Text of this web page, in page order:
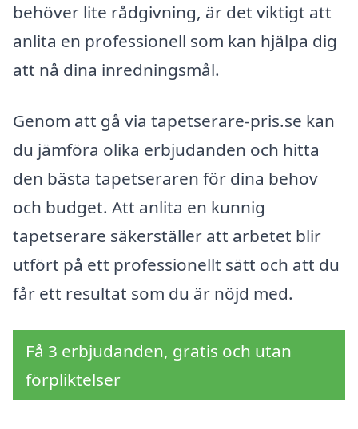
behöver lite rådgivning, är det viktigt att
anlita en professionell som kan hjälpa dig
att nå dina inredningsmål.
Genom att gå via tapetserare-pris.se kan
du jämföra olika erbjudanden och hitta
den bästa tapetseraren för dina behov
och budget. Att anlita en kunnig
tapetserare säkerställer att arbetet blir
utfört på ett professionellt sätt och att du
får ett resultat som du är nöjd med.
Få 3 erbjudanden, gratis och utan
förpliktelser